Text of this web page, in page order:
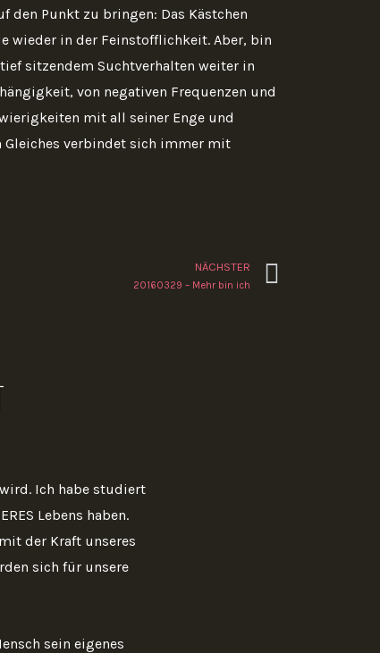
den Punkt zu bringen: Das Kästchen
wieder in der Feinstofflichkeit. Aber, bin
sitzendem Suchtverhalten weiter in
von negativen Frequenzen und
mit all seiner Enge und
Gleiches verbindet sich immer mit
NÄCHSTER
20160329 – Mehr bin ich
Ich habe studiert
Lebens haben.
der Kraft unseres
sich für unsere
sein eigenes